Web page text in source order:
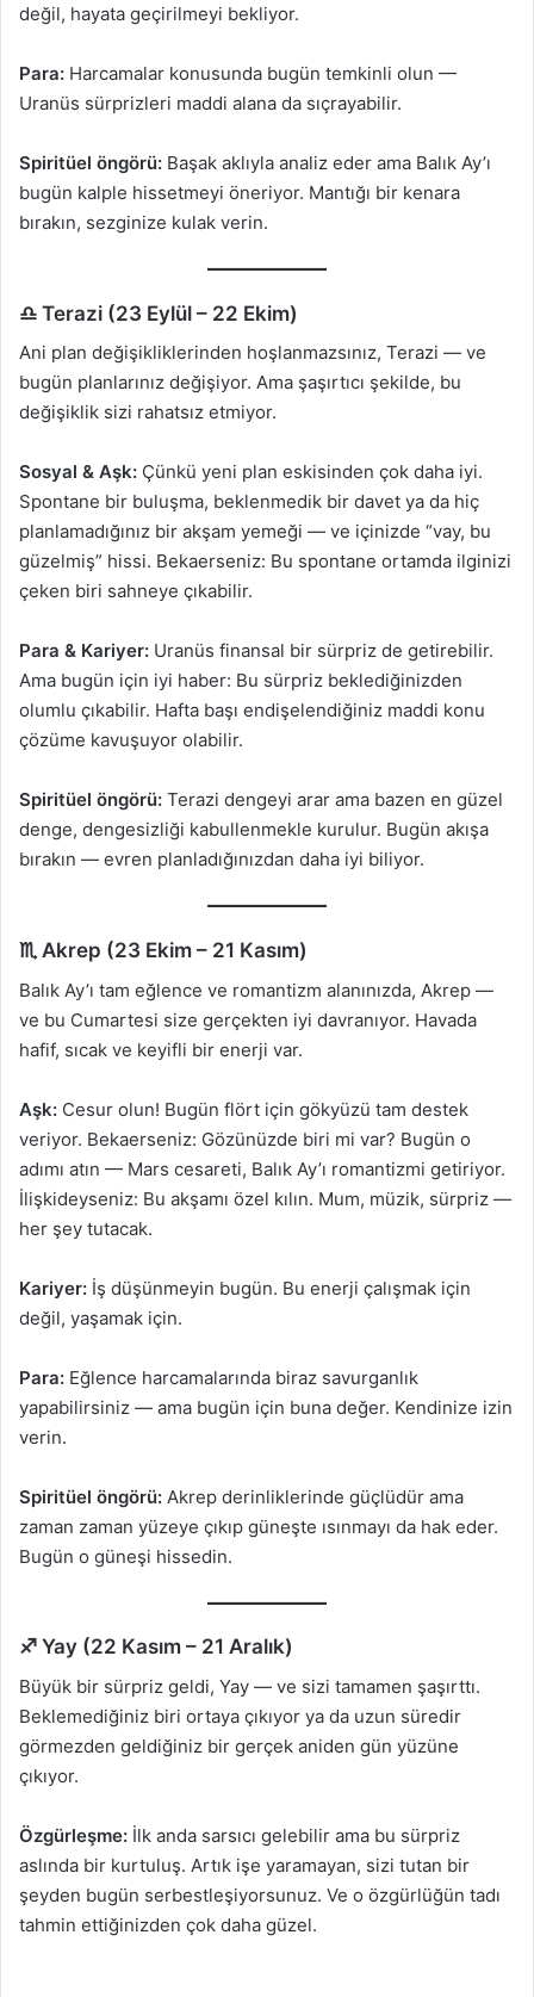
değil, hayata geçirilmeyi bekliyor.
Para: Harcamalar konusunda bugün temkinli olun —
Uranüs sürprizleri maddi alana da sıçrayabilir.
Spiritüel öngörü: Başak aklıyla analiz eder ama Balık Ay’ı
bugün kalple hissetmeyi öneriyor. Mantığı bir kenara
bırakın, sezginize kulak verin.
♎ Terazi (23 Eylül – 22 Ekim)
Ani plan değişikliklerinden hoşlanmazsınız, Terazi — ve
bugün planlarınız değişiyor. Ama şaşırtıcı şekilde, bu
değişiklik sizi rahatsız etmiyor.
Sosyal & Aşk: Çünkü yeni plan eskisinden çok daha iyi.
Spontane bir buluşma, beklenmedik bir davet ya da hiç
planlamadığınız bir akşam yemeği — ve içinizde “vay, bu
güzelmiş” hissi. Bekaerseniz: Bu spontane ortamda ilginizi
çeken biri sahneye çıkabilir.
Para & Kariyer: Uranüs finansal bir sürpriz de getirebilir.
Ama bugün için iyi haber: Bu sürpriz beklediğinizden
olumlu çıkabilir. Hafta başı endişelendiğiniz maddi konu
çözüme kavuşuyor olabilir.
Spiritüel öngörü: Terazi dengeyi arar ama bazen en güzel
denge, dengesizliği kabullenmekle kurulur. Bugün akışa
bırakın — evren planladığınızdan daha iyi biliyor.
♏ Akrep (23 Ekim – 21 Kasım)
Balık Ay’ı tam eğlence ve romantizm alanınızda, Akrep —
ve bu Cumartesi size gerçekten iyi davranıyor. Havada
hafif, sıcak ve keyifli bir enerji var.
Aşk: Cesur olun! Bugün flört için gökyüzü tam destek
veriyor. Bekaerseniz: Gözünüzde biri mi var? Bugün o
adımı atın — Mars cesareti, Balık Ay’ı romantizmi getiriyor.
İlişkideyseniz: Bu akşamı özel kılın. Mum, müzik, sürpriz —
her şey tutacak.
Kariyer: İş düşünmeyin bugün. Bu enerji çalışmak için
değil, yaşamak için.
Para: Eğlence harcamalarında biraz savurganlık
yapabilirsiniz — ama bugün için buna değer. Kendinize izin
verin.
Spiritüel öngörü: Akrep derinliklerinde güçlüdür ama
zaman zaman yüzeye çıkıp güneşte ısınmayı da hak eder.
Bugün o güneşi hissedin.
♐ Yay (22 Kasım – 21 Aralık)
Büyük bir sürpriz geldi, Yay — ve sizi tamamen şaşırttı.
Beklemediğiniz biri ortaya çıkıyor ya da uzun süredir
görmezden geldiğiniz bir gerçek aniden gün yüzüne
çıkıyor.
Özgürleşme: İlk anda sarsıcı gelebilir ama bu sürpriz
aslında bir kurtuluş. Artık işe yaramayan, sizi tutan bir
şeyden bugün serbestleşiyorsunuz. Ve o özgürlüğün tadı
tahmin ettiğinizden çok daha güzel.